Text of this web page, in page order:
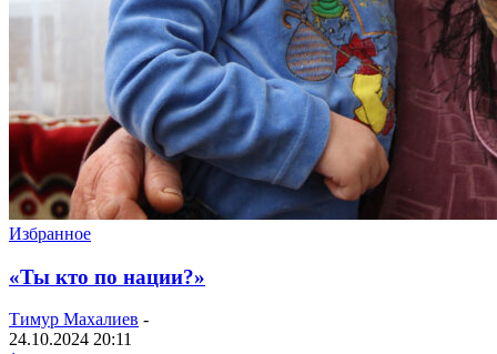
Избранное
«Ты кто по нации?»
Тимур Махалиев -
24.10.2024 20:11